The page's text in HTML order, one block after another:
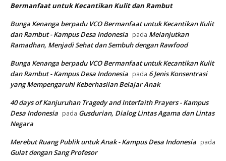
Bermanfaat untuk Kecantikan Kulit dan Rambut
Bunga Kenanga berpadu VCO Bermanfaat untuk Kecantikan Kulit
dan Rambut - Kampus Desa Indonesia pada Melanjutkan
Ramadhan, Menjadi Sehat dan Sembuh dengan Rawfood
Bunga Kenanga berpadu VCO Bermanfaat untuk Kecantikan Kulit
dan Rambut - Kampus Desa Indonesia pada 6 Jenis Konsentrasi
yang Mempengaruhi Keberhasilan Belajar Anak
40 days of Kanjuruhan Tragedy and Interfaith Prayers - Kampus
Desa Indonesia pada Gusdurian, Dialog Lintas Agama dan Lintas
Negara
Merebut Ruang Publik untuk Anak - Kampus Desa Indonesia pada
Gulat dengan Sang Profesor